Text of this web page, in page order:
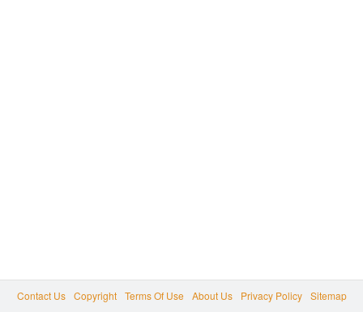
Contact Us Copyright Terms Of Use About Us Privacy Policy
Sitemap